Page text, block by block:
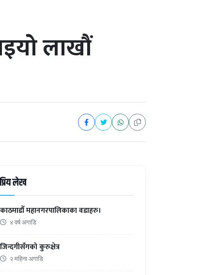
लाखौं
लेख
काठमाडौँ महानगरपालिकाका वडाहरु।
४ वर्ष अगाडि
जिन्दगीसँगको कुरुक्षेत्र
२ महिना अगाडि